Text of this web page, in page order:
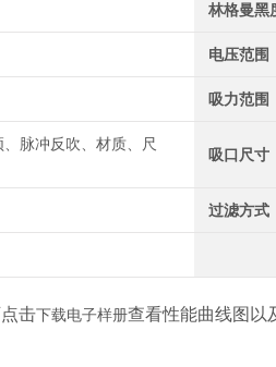
林格曼黑
电压范围
吸力范围
脉冲反吹、材质、尺
吸口尺寸
过滤方式
击下载电子样册查看性能曲线图以